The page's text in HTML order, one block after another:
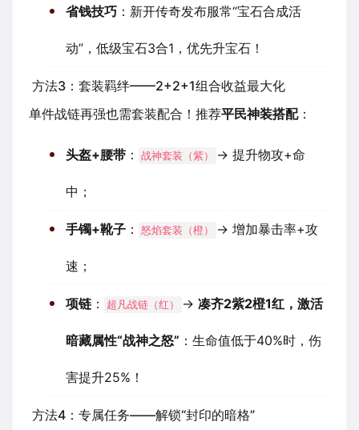
省钱技巧 ：新开传奇发布服常“宝石合成活
动”，低级宝石3合1，优先升宝石！
方法3：套装羁绊——2+2+1组合收益最大化
单件战链再强也需套装配合！推荐平民神装搭配：
头盔+腰带 ： 战神套装（紫） → 提升物攻+命
中；
手镯+靴子 ： 怒焰套装（橙） → 增加暴击率+攻
速；
项链 ： 超凡战链（红） → 凑齐2紫2橙1红，激活
暗藏属性“战神之怒” ：生命值低于40%时，伤
害提升25%！
方法4：专属任务——解锁“封印的暗格”